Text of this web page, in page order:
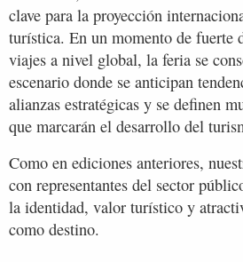
clave para la proyección
turística. En un momento de fuerte
viajes a nivel global, la feria se
escenario donde se anticipan
alianzas estratégicas y se definen
que marcarán el desarrollo del
Como en ediciones anteriores,
con representantes del sector
la identidad, valor turístico y
como destino.